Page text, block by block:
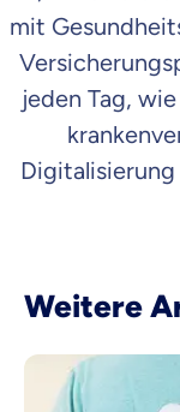
mit
jeden Tag,
Weitere